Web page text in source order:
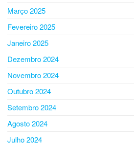
Março 2025
Fevereiro 2025
Janeiro 2025
Dezembro 2024
Novembro 2024
Outubro 2024
Setembro 2024
Agosto 2024
Julho 2024